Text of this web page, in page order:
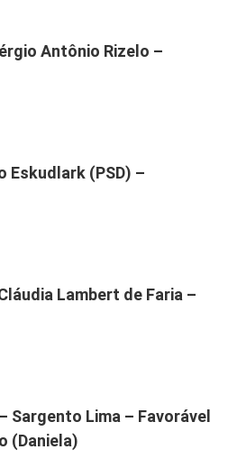
Antônio Rizelo –
Eskudlark (PSD) –
Lambert de Faria –
Sargento Lima – Favorável
(Daniela)